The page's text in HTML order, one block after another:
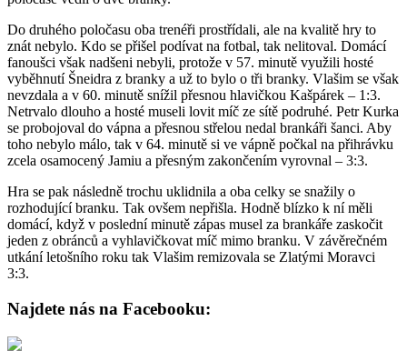
Do druhého poločasu oba trenéři prostřídali, ale na kvalitě hry to
znát nebylo. Kdo se přišel podívat na fotbal, tak nelitoval. Domácí
fanoušci však nadšeni nebyli, protože v 57. minutě využili hosté
vyběhnutí Šneidra z branky a už to bylo o tři branky. Vlašim se však
nevzdala a v 60. minutě snížil přesnou hlavičkou Kašpárek – 1:3.
Netrvalo dlouho a hosté museli lovit míč ze sítě podruhé. Petr Kurka
se probojoval do vápna a přesnou střelou nedal brankáři šanci. Aby
toho nebylo málo, tak v 64. minutě si ve vápně počkal na přihrávku
zcela osamocený Jamiu a přesným zakončením vyrovnal – 3:3.
Hra se pak následně trochu uklidnila a oba celky se snažily o
rozhodující branku. Tak ovšem nepřišla. Hodně blízko k ní měli
domácí, když v poslední minutě zápas musel za brankáře zaskočit
jeden z obránců a vyhlavičkovat míč mimo branku. V závěrečném
utkání letošního roku tak Vlašim remizovala se Zlatými Moravci
3:3.
Najdete nás na Facebooku: